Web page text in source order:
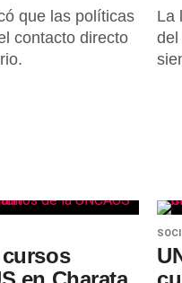
que las políticas
contacto directo
La
del